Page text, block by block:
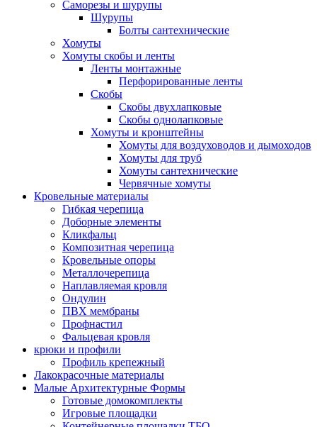
Саморезы и шурупы
Шурупы
Болты сантехнические
Хомуты
Хомуты скобы и ленты
Ленты монтажные
Перфорированные ленты
Скобы
Скобы двухлапковые
Скобы однолапковые
Хомуты и кронштейны
Хомуты для воздуховодов и дымоходов
Хомуты для труб
Хомуты сантехнические
Червячные хомуты
Кровельные материалы
Гибкая черепица
Доборные элементы
Кликфальц
Композитная черепица
Кровельные опоры
Металлочерепица
Наплавляемая кровля
Ондулин
ПВХ мембраны
Профнастил
Фальцевая кровля
крюки и профили
Профиль крепежный
Лакокрасочные материалы
Малые Архитектурные Формы
Готовые домокомплекты
Игровые площадки